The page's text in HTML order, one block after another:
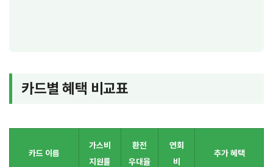
카드별 혜택 비교표
카드 이름
가스비
지원률
환전
우대율
연회
비
추가 혜택